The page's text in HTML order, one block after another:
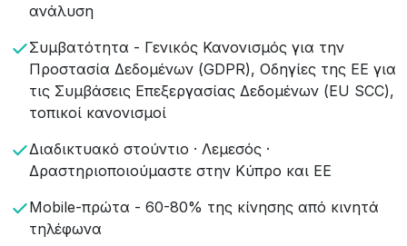
ανάλυση
Συμβατότητα - Γενικός Κανονισμός για την
Προστασία Δεδομένων (GDPR), Οδηγίες της ΕΕ για
τις Συμβάσεις Επεξεργασίας Δεδομένων (EU SCC),
τοπικοί κανονισμοί
Διαδικτυακό στούντιο · Λεμεσός ·
Δραστηριοποιούμαστε στην Κύπρο και ΕΕ
Mobile-πρώτα - 60-80% της κίνησης από κινητά
τηλέφωνα